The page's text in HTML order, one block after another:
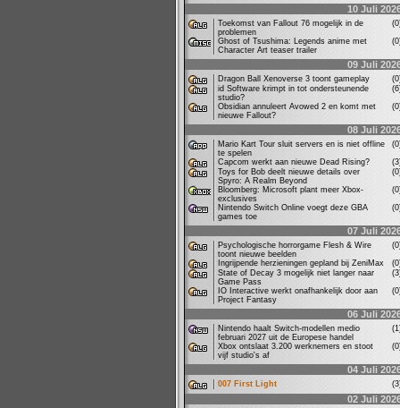
10 Juli
Toekomst van Fallout 76 mogelijk in de
problemen
Ghost of Tsushima: Legends anime met
Character Art teaser trailer
09 Juli
Dragon Ball Xenoverse 3 toont gameplay
id Software krimpt in tot ondersteunende
studio?
Obsidian annuleert Avowed 2 en komt met
nieuwe Fallout?
08 Juli
Mario Kart Tour sluit servers en is niet offline
te spelen
Capcom werkt aan nieuwe Dead Rising?
Toys for Bob deelt nieuwe details over
Spyro: A Realm Beyond
Bloomberg: Microsoft plant meer Xbox-
exclusives
Nintendo Switch Online voegt deze GBA
games toe
07 Juli
Psychologische horrorgame Flesh & Wire
toont nieuwe beelden
Ingrijpende herzieningen gepland bij ZeniMax
State of Decay 3 mogelijk niet langer naar
Game Pass
IO Interactive werkt onafhankelijk door aan
Project Fantasy
06 Juli
Nintendo haalt Switch-modellen medio
februari 2027 uit de Europese handel
Xbox ontslaat 3.200 werknemers en stoot
vijf studio's af
04 Juli
007 First Light
02 Juli